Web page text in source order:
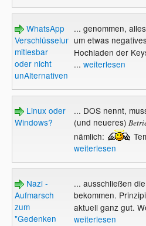
WhatsApp
Verschlüsselung
mitlesbar
oder nicht
unAlternativen
... genommen,
um etwas
Hochladen der
... weiterlesen
Linux oder
Windows?
... DOS nennt,
(und neueres)
nämlich:
weiterlesen
Nazi -
Aufmarsch
zum
"Gedenken
... ausschließen
bekommen.
aktuell ganz gut.
weiterlesen